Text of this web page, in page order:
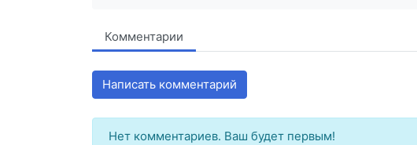
Комментарии
Написать комментарий
Нет комментариев. Ваш будет первым!